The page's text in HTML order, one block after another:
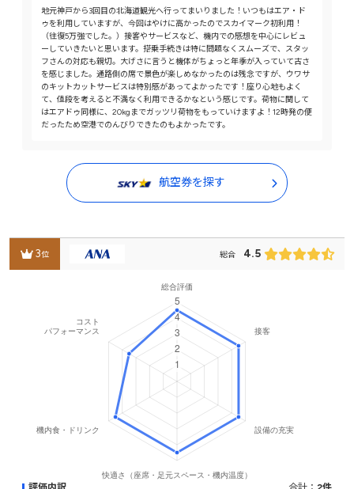
地元神戸から3回目の北海道観光へ行ってまいりました！いつもはエア・ド
ゥを利用していますが、今回はやけに高かったのでスカイマーク初利用！
（往復5万強でした。）接客やサービスなど、機内での感想を中心にレビュ
ーしていきたいと思います。搭乗手続きは特に問題なくスムーズで、スタッ
フさんの対応も親切。大げさに言うと機体がちょっと年季が入っていて古さ
を感じました。通路側の席で景色が楽しめなかったのは残念ですが、ウワサ
のキットカットサービスは特別感があってよかったです！座り心地もよく
て、値段を考えると不満なく利用できるかなという感じです。荷物に関して
はエアドゥ同様に、20kgまでガッツリ荷物をもっていけますよ！12時発の便
だったため空港でのんびりできたのもよかったです。
航空券を探す
3位 総合 4.5